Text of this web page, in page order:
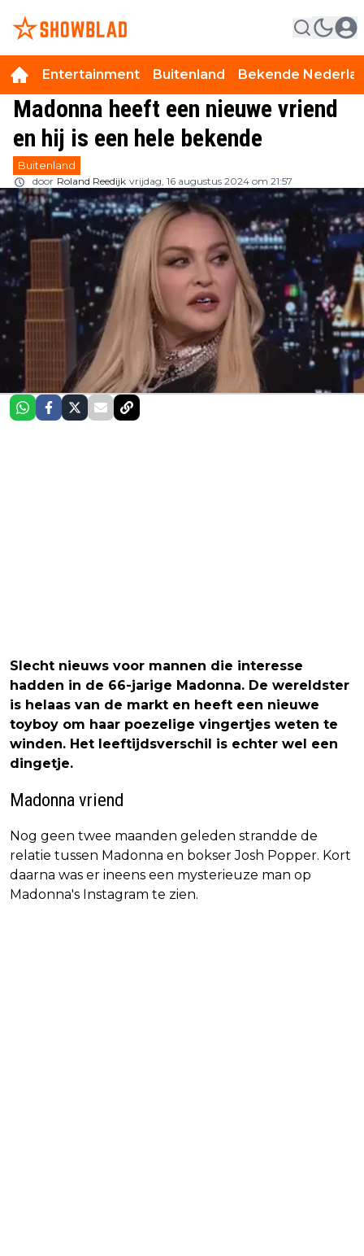
Entertainment Buitenland Bekende
Madonna heeft een nieuwe vriend
en hij is een hele bekende
Buitenland
door Roland Reedijk vrijdag, 16 augustus 2024 om 21:57
Slecht nieuws voor mannen die interesse
hadden in de 66-jarige Madonna. De wereldster
is helaas van de markt en heeft een nieuwe
toyboy om haar poezelige vingertjes weten te
winden. Het leeftijdsverschil is echter wel een
dingetje.
Madonna vriend
Nog geen twee maanden geleden strandde de
relatie tussen Madonna en bokser Josh Popper. Kort
daarna was er ineens een mysterieuze man op
Madonna's Instagram te zien.